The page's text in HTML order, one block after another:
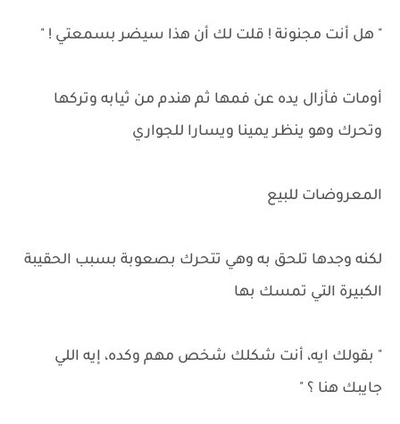
" هل أنت مجنونة ! قلت لك أن هذا سيضر بسمعتي ! "
أومات فأزال يده عن فمها ثم هندم من ثيابه وتركها
وتحرك وهو ينظر يمينا ويسارا للجواري
المعروضات للبيع
لكنه وجدها تلحق به وهي تتحرك بصعوبة بسبب الحقيبة
الكبيرة التي تمسك بها
" بقولك ايه، أنت شكلك شخص مهم وكده، إيه اللي
جايبك هنا ؟ "